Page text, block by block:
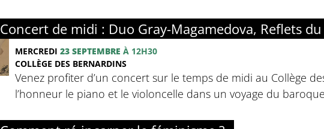
Concert de midi : Duo Gray-Magamedova, Reflets du
MERCREDI 23 SEPTEMBRE À 12H30
COLLÈGE DES BERNARDINS
Venez profiter d’un concert sur le temps de midi au Collège
l’honneur le piano et le violoncelle dans un voyage du